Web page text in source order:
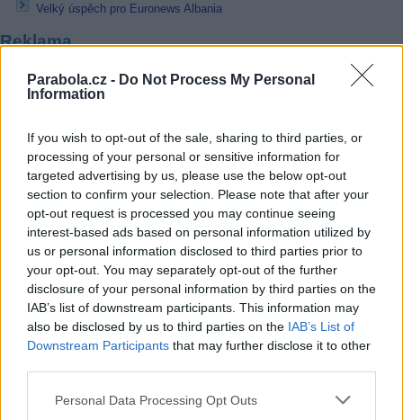
Parabola.cz - Do Not Process My Personal
Information
If you wish to opt-out of the sale, sharing to third parties, or
processing of your personal or sensitive information for
targeted advertising by us, please use the below opt-out
section to confirm your selection. Please note that after your
opt-out request is processed you may continue seeing
interest-based ads based on personal information utilized by
us or personal information disclosed to third parties prior to
your opt-out. You may separately opt-out of the further
disclosure of your personal information by third parties on the
IAB’s list of downstream participants. This information may
also be disclosed by us to third parties on the IAB’s List of
Downstream Participants that may further disclose it to other
Personal Data Processing Opt Outs
Velký úspěch pro Euronews Albania
Reklama
Pracovní nabídky
07.08.2026 -
Bosch Powertrain s.r.o. Jihlava • obsluha CNC strojů •
48.400 Kč • náborový bonus 50.000 Kč • příspěvek na ubytování
okres Jihlava)
06.08.2026 -Bosch Powertrain s.r.o. Jihlava • CNC operátor• mzda
Kč • náborový bonus 50.000 Kč • příspěvek na ubytování (Jihlava,
Jihlava)
06.08.2026 -Bosch Powertrain s.r.o. • montážní dělník • mzda 44.700
týdenní zálohy na mzdu 2.000 Kč (Jihlava, okres Jihlava)
06.08.2026 -Bosch Powertrain s.r.o. Jihlava • práce ve skladu • mzda
48.400 Kč • náborový bonus 50.000 Kč • ubytování (Jihlava, okres
... další nabídky zaměstnání
Vybrané články